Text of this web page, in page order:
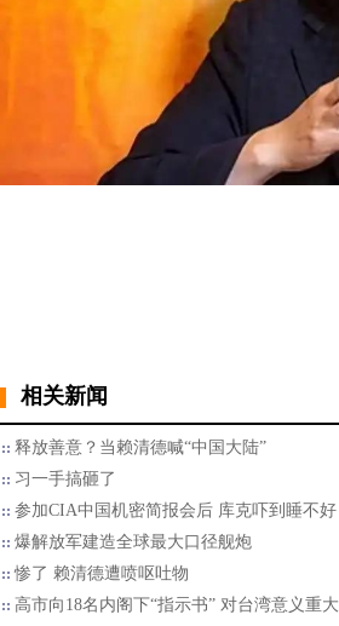
相关新闻
释放善意？当赖清德喊“中国大陆”
习一手搞砸了
参加CIA中国机密简报会后 库克吓到睡不好
爆解放军建造全球最大口径舰炮
惨了 赖清德遭喷呕吐物
高市向18名内阁下“指示书” 对台湾意义重大